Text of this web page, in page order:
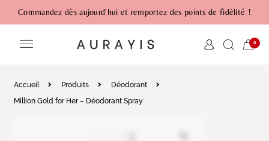
Commandez dès aujourd'hui et remportez des points de fidélité !
0
Accueil Produits
Déodorant
Million Gold for Her – Déodorant Spray